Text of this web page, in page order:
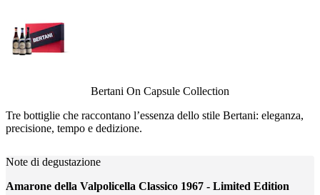
Bertani On Capsule Collection
Tre bottiglie che raccontano l’essenza dello stile Bertani: eleganza,
precisione, tempo e dedizione.
Note di degustazione
Amarone della Valpolicella Classico 1967 - Limited Edition